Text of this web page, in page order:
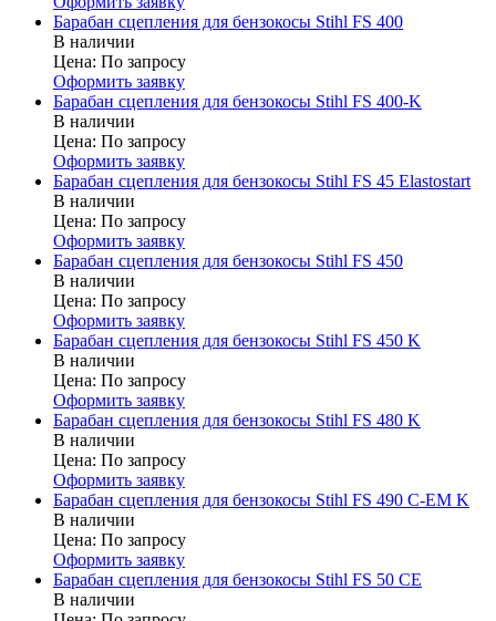
Барабан сцепления для бензокосы Stihl FS 400
В наличии
Цена: По запросу
Оформить заявку
Барабан сцепления для бензокосы Stihl FS 400-K
В наличии
Цена: По запросу
Оформить заявку
Барабан сцепления для бензокосы Stihl FS 45 Elastostart
В наличии
Цена: По запросу
Оформить заявку
Барабан сцепления для бензокосы Stihl FS 450
В наличии
Цена: По запросу
Оформить заявку
Барабан сцепления для бензокосы Stihl FS 450 K
В наличии
Цена: По запросу
Оформить заявку
Барабан сцепления для бензокосы Stihl FS 480 K
В наличии
Цена: По запросу
Оформить заявку
Барабан сцепления для бензокосы Stihl FS 490 C-EM K
В наличии
Цена: По запросу
Оформить заявку
Барабан сцепления для бензокосы Stihl FS 50 CE
В наличии